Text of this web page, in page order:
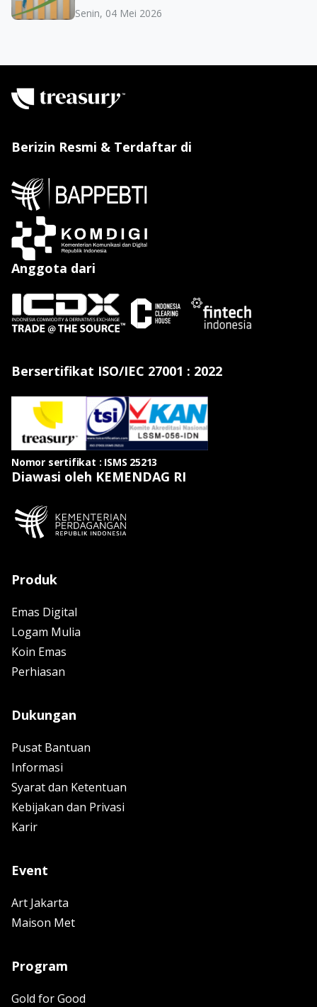
Senin, 04 Mei 2026
Berizin Resmi & Terdaftar di
Anggota dari
Bersertifikat ISO/IEC 27001 : 2022
Nomor sertifikat : ISMS 25213
Diawasi oleh KEMENDAG RI
Produk
Emas Digital
Logam Mulia
Koin Emas
Perhiasan
Dukungan
Pusat Bantuan
Informasi
Syarat dan Ketentuan
Kebijakan dan Privasi
Karir
Event
Art Jakarta
Maison Met
Program
Gold for Good